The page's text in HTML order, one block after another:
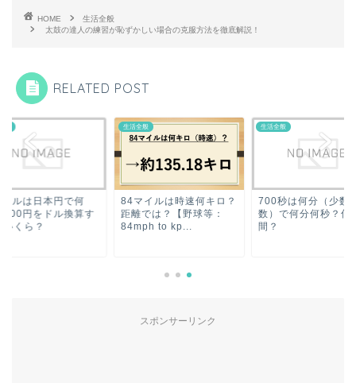
HOME
生活全般
太鼓の達人の練習が恥ずかしい場合の克服方法を徹底解説！
RELATED POST
ルは日本円で何
200円をドル換算す
いくら？
生活全般
84マイルは時速何キロ？
距離では？【野球等：
84mph to kp...
生活全般
700秒は何分（少数
数）で何分何秒？何
間？
スポンサーリンク